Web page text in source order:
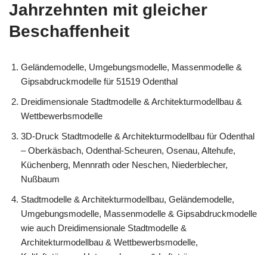
Jahrzehnten mit gleicher
Beschaffenheit
Geländemodelle, Umgebungsmodelle, Massenmodelle &
Gipsabdruckmodelle für 51519 Odenthal
Dreidimensionale Stadtmodelle & Architekturmodellbau &
Wettbewerbsmodelle
3D-Druck Stadtmodelle & Architekturmodellbau für Odenthal
– Oberkäsbach, Odenthal-Scheuren, Osenau, Altehufe,
Küchenberg, Mennrath oder Neschen, Niederblecher,
Nußbaum
Stadtmodelle & Architekturmodellbau, Geländemodelle,
Umgebungsmodelle, Massenmodelle & Gipsabdruckmodelle
wie auch Dreidimensionale Stadtmodelle &
Architekturmodellbau & Wettbewerbsmodelle,